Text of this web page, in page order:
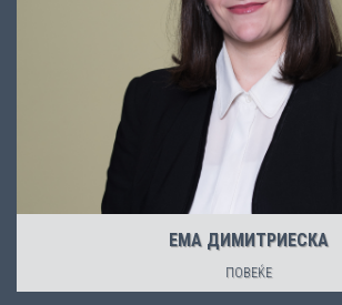
ЕМА ДИМИТРИЕСКА
ПОВЕЌЕ